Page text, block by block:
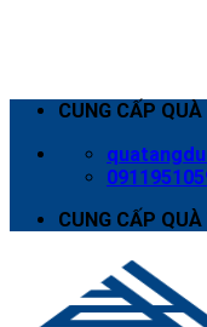
CUNG CẤP
CUNG CẤP